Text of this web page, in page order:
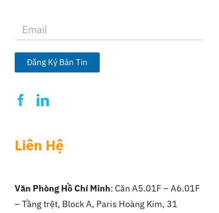
a
i
*
Đăng Ký Bản Tin
Liên Hệ
Văn Phòng Hồ Chí Minh: Căn A5.01F – A6.01F
– Tầng trệt, Block A, Paris Hoàng Kim, 31